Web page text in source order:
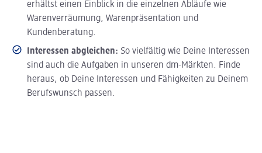
erhältst einen Einblick in die einzelnen Abläufe wie
Warenverräumung, Warenpräsentation und
Kundenberatung.
Interessen abgleichen: So vielfältig wie Deine Interessen
sind auch die Aufgaben in unseren dm-Märkten. Finde
heraus, ob Deine Interessen und Fähigkeiten zu Deinem
Berufswunsch passen.